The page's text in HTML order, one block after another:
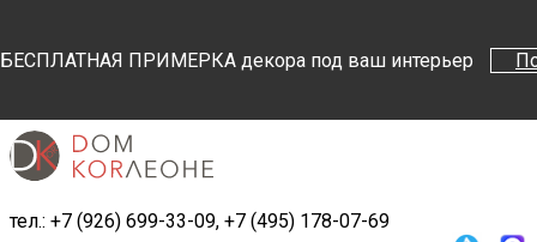
БЕСПЛАТНАЯ ПРИМЕРКА декора под ваш интерьер
тел.: +7 (926) 699-33-09, +7 (495) 178-07-69